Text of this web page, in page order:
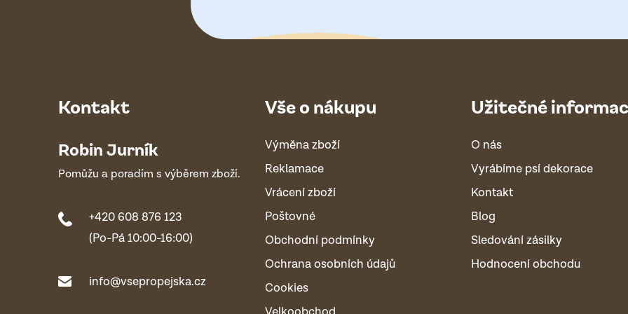
Kontakt
Robin Jurník
Pomůžu a poradím s výběrem zboží.
+420 608 876 123
(Po-Pá 10:00-16:00)
info@vsepropejska.cz
Vše o nákupu
Výměna zboží
Reklamace
Vrácení zboží
Poštovné
Obchodní podmínky
Ochrana osobních údajů
Cookies
Užitečné
O nás
Vyrábíme psí dekorace
Kontakt
Blog
Sledování zásilky
Hodnocení obchodu